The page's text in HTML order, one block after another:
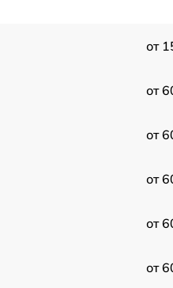
от
от
от
от
от
от